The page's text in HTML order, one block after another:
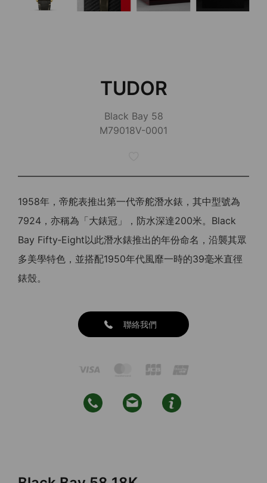
TUDOR
Black Bay 58
M79018V-0001
1958年，帝舵表推出第一代帝舵潛水錶，其中型號為
7924，亦稱為「大錶冠」，防水深達200米。Black
Bay Fifty‑Eight以此潛水錶推出的年份命名，沿襲其眾
多美學特色，並搭配1950年代風靡一時的39毫米直徑
錶殼。
聯絡我們